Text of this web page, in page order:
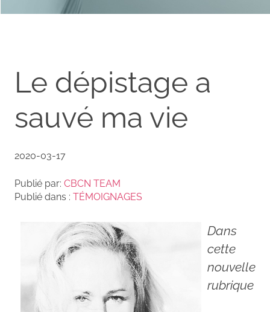
Le dépistage a
sauvé ma vie
2020-03-17
Publié par: CBCN TEAM
Publié dans : TÉMOIGNAGES
Dans
cette
nouvelle
rubrique